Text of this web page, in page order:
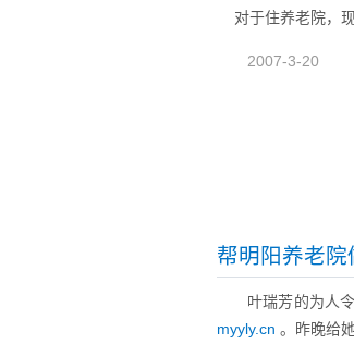
对于住养老院，现
2007-3-20
帮明阳养老院
叶瑞芳的为人
myyly.cn 。昨晚给